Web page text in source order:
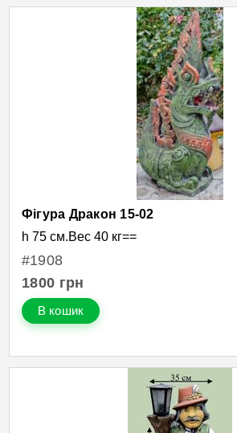
Фігура Дракон 15-02
h 75 см.Вес 40 кг==
#1908
1800 грн
В кошик